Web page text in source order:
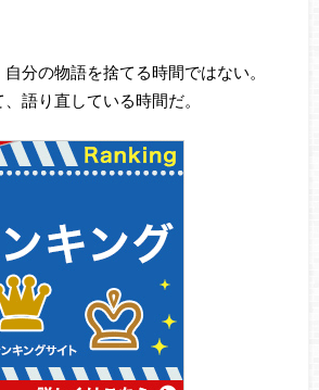
分の物語を捨てる時間ではない。
語り直している時間だ。